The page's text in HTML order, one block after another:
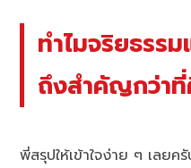
ทำไมจริยธรร
ถึงสำคัญกว่า
พี่สรุปให้เข้าใจง่าย ๆ เลยค